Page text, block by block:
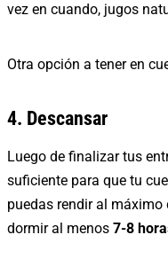
vez en cuando, jugos
Otra opción a tener en
4. Descansar
Luego de finalizar tus
suficiente para que tu
puedas rendir al máximo
dormir al menos 7-8